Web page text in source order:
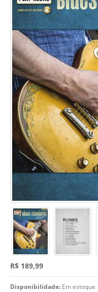
R$ 189,99
Disponibilidade: Em estoque